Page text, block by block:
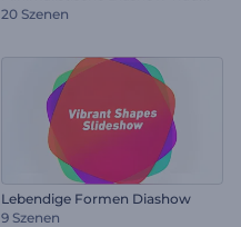
20 Szenen
Lebendige Formen Diashow
9 Szenen